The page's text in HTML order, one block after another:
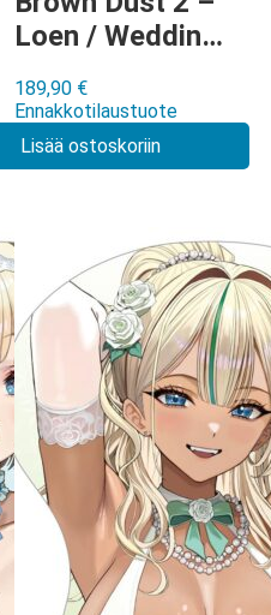
Loen / Wedding
Large Oppai
Mouse Pad
hiirimatto
189,90 €
Ennakkotilaustuote
Lisää ostoskoriin